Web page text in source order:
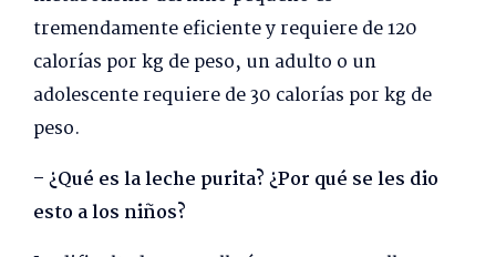
tremendamente eficiente y requiere de 120
calorías por kg de peso, un adulto o un
adolescente requiere de 30 calorías por kg de
peso.
– ¿Qué es la leche purita? ¿Por qué se les dio
esto a los niños?